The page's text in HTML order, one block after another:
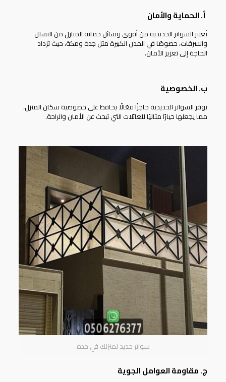
أ. الحماية والأمان
تُعتبر السواتر الحديدية من أقوى وسائل حماية المنازل من التسلل
والسرقات، خصوصًا في المدن الكبيرة مثل جدة ومكة، حيث تزداد
الحاجة إلى تعزيز الأمان.
ب. الخصوصية
توفر السواتر الحديدية حاجزًا فعّالًا يحافظ على خصوصية سكان المنزل،
مما يجعلها خيارًا مثاليًا للعائلات التي تبحث عن الأمان والراحة.
سواتر حديد لمنزلك في جده
ج. مقاومة العوامل الجوية